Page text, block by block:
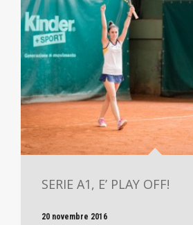
SERIE A1, E’ PLAY OFF!
20 novembre 2016